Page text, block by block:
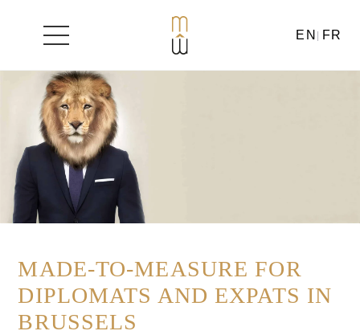
Skip
content
EN FR
MADE-TO-MEASURE FOR
DIPLOMATS AND EXPATS IN
BRUSSELS